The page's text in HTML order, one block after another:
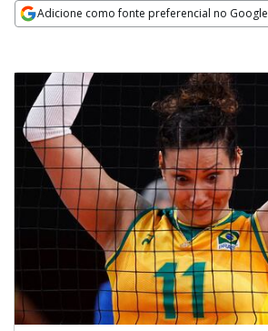
Adicione como fonte preferencial no Google